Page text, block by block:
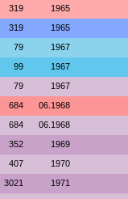
319 1965
319 1965
79 1967
99 1967
79 1967
684 06.1968
684 06.1968
352 1969
407 1970
3021 1971